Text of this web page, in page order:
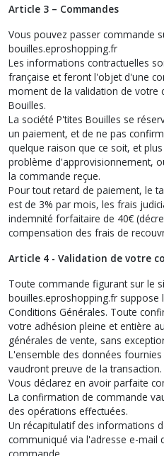
Article 3 – Commandes
Vous pouvez passer commande
bouilles.eproshopping.fr
Les informations contractuelles
française et feront l'objet d'une
moment de la validation de votre
Bouilles.
La société P'tites Bouilles se
un paiement, et de ne pas
quelque raison que ce soit, et
problème d'approvisionnement,
la commande reçue.
Pour tout retard de paiement, le
est de 3% par mois, les frais
indemnité forfaitaire de 40€
compensation des frais de
Article 4 - Validation de votre
Toute commande figurant sur le
bouilles.eproshopping.fr suppose
Conditions Générales. Toute
votre adhésion pleine et entière
générales de vente, sans
L'ensemble des données
vaudront preuve de la transaction.
Vous déclarez en avoir parfaite
La confirmation de commande
des opérations effectuées.
Un récapitulatif des informations
communiqué via l'adresse e-mail
commande.